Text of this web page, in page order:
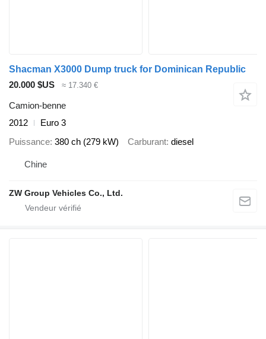
Shacman X3000 Dump truck for Dominican Republic
20.000 $US
≈ 17.340 €
Camion-benne
2012
Euro 3
Puissance 380 ch (279 kW) Carburant diesel
Chine
ZW Group Vehicles Co., Ltd.